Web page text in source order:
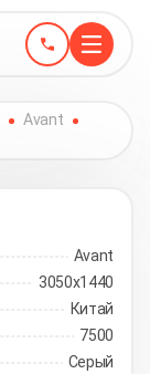
Avant
Avant
3050х1440
Китай
7500
Серый